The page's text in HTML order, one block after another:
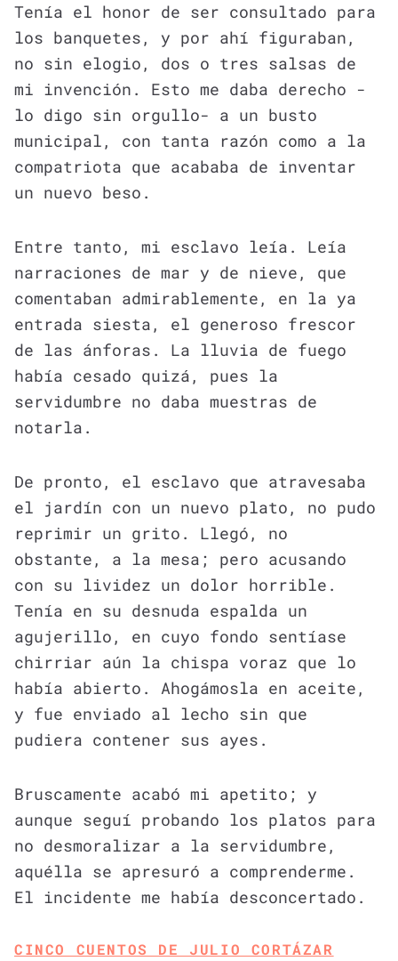
Tenía el honor de ser consultado para
los banquetes, y por ahí figuraban,
no sin elogio, dos o tres salsas de
mi invención. Esto me daba derecho -
lo digo sin orgullo- a un busto
municipal, con tanta razón como a la
compatriota que acababa de inventar
un nuevo beso.
Entre tanto, mi esclavo leía. Leía
narraciones de mar y de nieve, que
comentaban admirablemente, en la ya
entrada siesta, el generoso frescor
de las ánforas. La lluvia de fuego
había cesado quizá, pues la
servidumbre no daba muestras de
notarla.
De pronto, el esclavo que atravesaba
el jardín con un nuevo plato, no pudo
reprimir un grito. Llegó, no
obstante, a la mesa; pero acusando
con su lividez un dolor horrible.
Tenía en su desnuda espalda un
agujerillo, en cuyo fondo sentíase
chirriar aún la chispa voraz que lo
había abierto. Ahogámosla en aceite,
y fue enviado al lecho sin que
pudiera contener sus ayes.
Bruscamente acabó mi apetito; y
aunque seguí probando los platos para
no desmoralizar a la servidumbre,
aquélla se apresuró a comprenderme.
El incidente me había desconcertado.
CINCO CUENTOS DE JULIO CORTÁZAR